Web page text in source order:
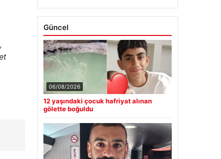
Güncel
06/08/2026
12 yaşındaki çocuk hafriyat alınan
gölette boğuldu